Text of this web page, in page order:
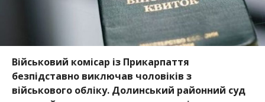
Військовий комісар із Прикарпаття
безпідставно виключав чоловіків з
військового обліку. Долинський районний суд